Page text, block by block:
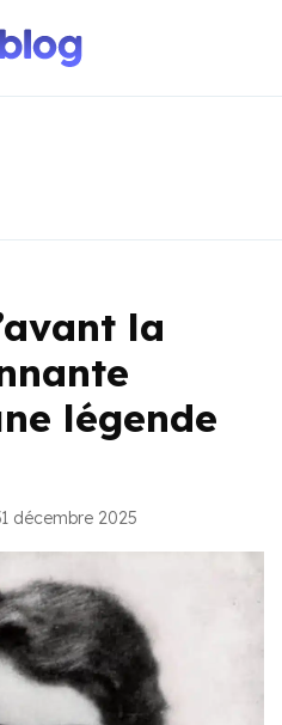
la
légende
décembre 2025